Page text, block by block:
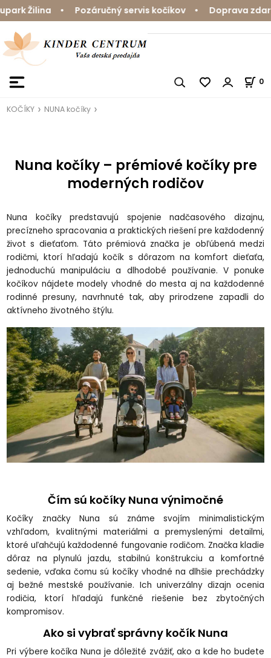
Žilina • Pozáručný servis kočíkov • Doprava
0
KOČÍKY NUNA kočíky
Nuna kočíky – prémiové kočíky pre
moderných rodičov
Nuna kočíky predstavujú spojenie nadčasového dizajnu,
precízneho spracovania a praktických riešení pre každodenný
život s dieťaťom. Táto prémiová značka je obľúbená medzi
rodičmi, ktorí hľadajú kočík s dôrazom na komfort dieťaťa,
jednoduchú manipuláciu a dlhodobé používanie. V ponuke
kočíkov nájdete modely vhodné do mesta aj na každodenné
rodinné presuny, navrhnuté tak, aby prirodzene zapadli do
aktívneho životného štýlu.
Čím sú kočíky Nuna výnimočné
Kočíky značky Nuna sú známe svojím minimalistickým
vzhľadom, kvalitnými materiálmi a premyslenými detailmi,
ktoré uľahčujú každodenné fungovanie rodičom. Značka kladie
dôraz na plynulú jazdu, stabilnú konštrukciu a komfortné
sedenie, vďaka čomu sú kočíky vhodné na dlhšie prechádzky
aj bežné mestské používanie. Ich univerzálny dizajn ocenia
rodičia, ktorí hľadajú funkčné riešenie bez zbytočných
kompromisov.
Ako si vybrať správny kočík Nuna
Pri výbere kočíka Nuna je dôležité zvážiť, ako a kde ho budete